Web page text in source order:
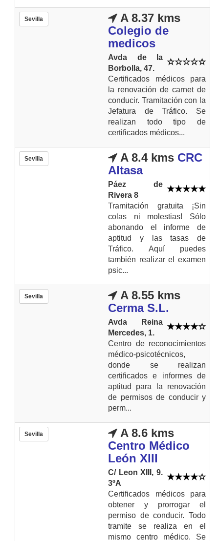
Sevilla
A 8.37 kms
Colegio de
medicos
Avda de la
Borbolla, 47.
Certificados médicos para
la renovación de carnet de
conducir. Tramitación con la
Jefatura de Tráfico. Se
realizan todo tipo de
certificados médicos...
Sevilla A 8.4 kms CRC
Altasa
Páez de
Rivera 8
Tramitación gratuita ¡Sin
colas ni molestias! Sólo
abonando el informe de
aptitud y las tasas de
Tráfico. Aquí puedes
también realizar el examen
psic...
Sevilla
A 8.55 kms
Cerma S.L.
Avda Reina
Mercedes, 1.
Centro de reconocimientos
médico-psicotécnicos,
donde se realizan
certificados e informes de
aptitud para la renovación
de permisos de conducir y
perm...
Sevilla
A 8.6 kms
Centro Médico
León XIII
C/ Leon XIII, 9.
3ºA
Certificados médicos para
obtener y prorrogar el
permiso de conducir. Todo
tramite se realiza en el
mismo centro médico. Se